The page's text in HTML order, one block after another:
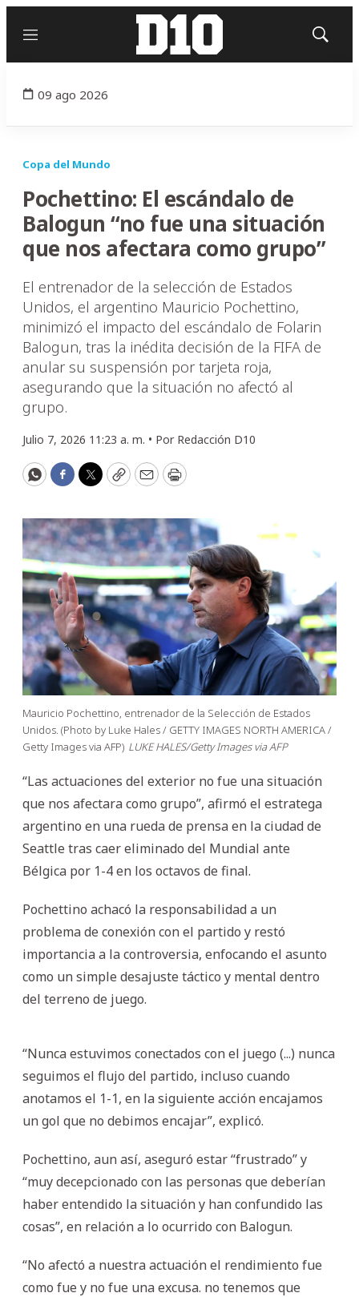
Menú
Mostrar
09 ago 2026
Copa del Mundo
Pochettino: El escándalo de
Balogun “no fue una situación
que nos afectara como grupo”
El entrenador de la selección de Estados
Unidos, el argentino Mauricio Pochettino,
minimizó el impacto del escándalo de Folarin
Balogun, tras la inédita decisión de la FIFA de
anular su suspensión por tarjeta roja,
asegurando que la situación no afectó al
grupo.
Julio 7, 2026 11:23 a. m. • Por Redacción D10
WhatsApp
Facebook
Twitter
CopyEmailPrint
Mauricio Pochettino, entrenador de la Selección de Estados
Unidos. (Photo by Luke Hales / GETTY IMAGES NORTH AMERICA /
Getty Images via AFP) LUKE HALES/Getty Images via AFP
“Las actuaciones del exterior no fue una situación
que nos afectara como grupo”, afirmó el estratega
argentino en una rueda de prensa en la ciudad de
Seattle tras caer eliminado del Mundial ante
Bélgica por 1-4 en los octavos de final.
Pochettino achacó la responsabilidad a un
problema de conexión con el partido y restó
importancia a la controversia, enfocando el asunto
como un simple desajuste táctico y mental dentro
del terreno de juego.
“Nunca estuvimos conectados con el juego (...) nunca
seguimos el flujo del partido, incluso cuando
anotamos el 1-1, en la siguiente acción encajamos
un gol que no debimos encajar”, explicó.
Pochettino, aun así, aseguró estar “frustrado” y
“muy decepcionado con las personas que deberían
haber entendido la situación y han confundido las
cosas”, en relación a lo ocurrido con Balogun.
“No afectó a nuestra actuación el rendimiento fue
como fue y no fue una excusa. no tenemos que